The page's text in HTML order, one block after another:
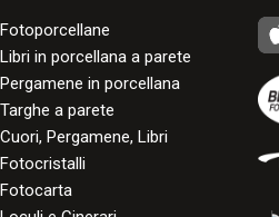
Fotoporcellane
Libri in porcellana a parete
Pergamene in porcellana
Targhe a parete
Cuori, Pergamene, Libri
Fotocristalli
Fotocarta